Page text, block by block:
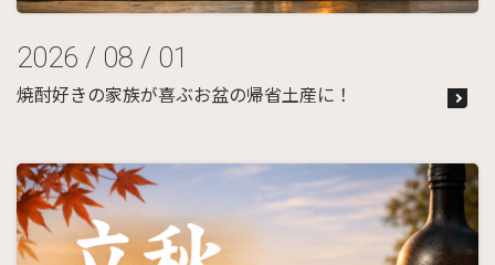
2026 / 08 / 01
焼酎好きの家族が喜ぶお盆の帰省土産に！